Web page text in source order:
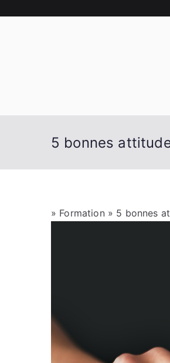
5 bonnes
» Formation» 5 bonnes